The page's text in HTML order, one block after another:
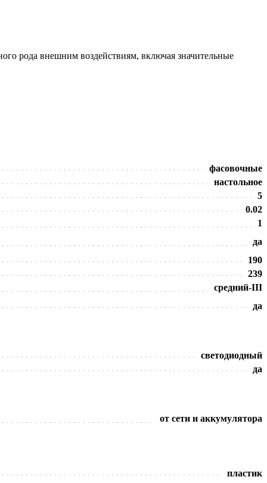
рода внешним воздействиям, включая значительные
фасовочные
настольное
5
0.02
1
да
190
239
средний-III
да
светодиодный
да
от сети и аккумулятора
пластик